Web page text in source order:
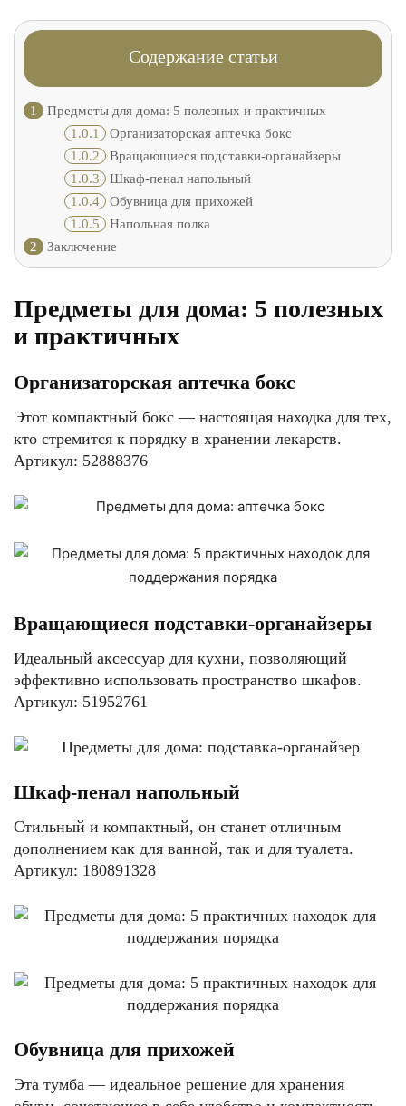
Содержание статьи
1
Предметы для дома: 5 полезных и практичных
1.0.1
Организаторская аптечка бокс
1.0.2
Вращающиеся подставки-органайзеры
1.0.3
Шкаф-пенал напольный
1.0.4
Обувница для прихожей
1.0.5
Напольная полка
2
Заключение
Предметы для дома: 5 полезных
и практичных
Организаторская аптечка бокс
Этот компактный бокс — настоящая находка для тех,
кто стремится к порядку в хранении лекарств.
Артикул: 52888376
Вращающиеся подставки-органайзеры
Идеальный аксессуар для кухни, позволяющий
эффективно использовать пространство шкафов.
Артикул: 51952761
Шкаф-пенал напольный
Стильный и компактный, он станет отличным
дополнением как для ванной, так и для туалета.
Артикул: 180891328
Обувница для прихожей
Эта тумба — идеальное решение для хранения